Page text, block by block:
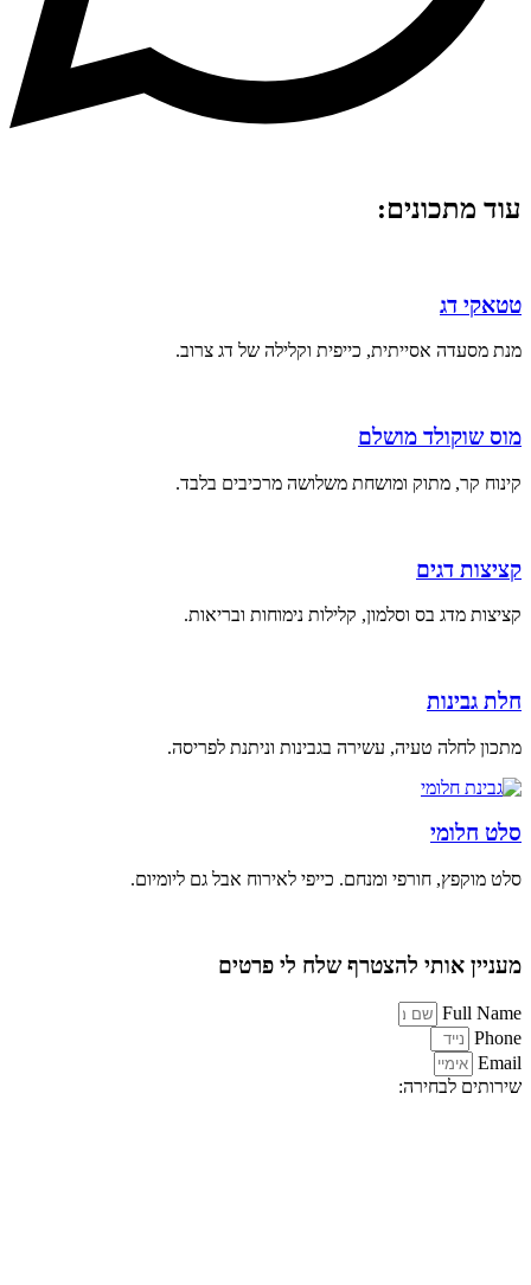
עוד מתכונים:
טטאקי דג
מנת מסעדה אסייתית, כייפית וקלילה של דג צרוב.
מוס שוקולד מושלם
קינוח קר, מתוק ומושחת משלושה מרכיבים בלבד.
קציצות דגים
קציצות מדג בס וסלמון, קלילות נימוחות ובריאות.
חלת גבינות
מתכון לחלה טעיה, עשירה בגבינות וניתנת לפריסה.
סלט חלומי
סלט מוקפץ, חורפי ומנחם. כייפי לאירוח אבל גם ליומיום.
מעניין אותי להצטרף שלח לי פרטים
Full Name
Phone
Email
שירותים לבחירה: